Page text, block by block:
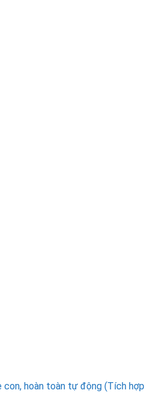
con, hoàn toàn tự động (Tích hợp